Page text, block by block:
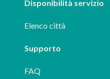
Disponibilità servizio
Elenco città
Supporto
FAQ